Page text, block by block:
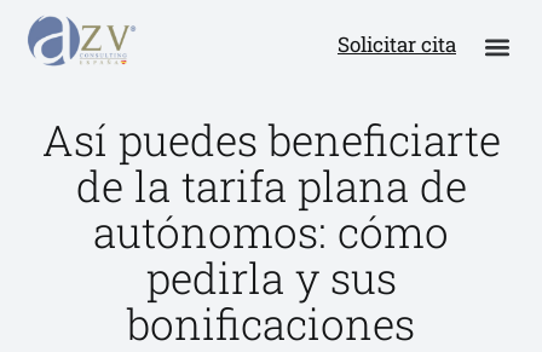
Solicitar cita
Así puedes beneficiarte
de la tarifa plana de
autónomos: cómo
pedirla y sus
bonificaciones